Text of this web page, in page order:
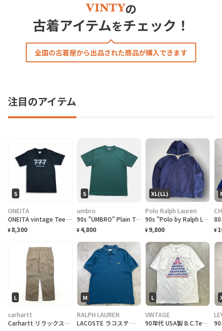
の
古着アイテムをチェック！
全国の古着屋から出品された商品が購入できます
注目のアイテム
S
ONEITA
ONEITA vintage Tee シングルステッチ Tシャツ BOEING ボーイング
¥ 8,300
S
umbro
90s "UMBRO" Plain T-Shirt アンブロ 無地Tシャツ [S]
¥ 4,800
XL(LL)
Polo Ralph Lauren
90s "Polo by Ralph Lauren" Reversible Hoodie Jacket ポロ ラルフローレン リバーシブル ジャケット[XL]
¥ 9,800 ¥
L
carhartt
Carhartt リラックスフィット リップストップ ダブルニー ワーク カーゴパンツ L ベージュ COTTON RIPSTOP RELAXED FIT DOUBLE-FRONT CARGO WORK PANT B342 DES
M
RALPH LAUREN
LACOSTE ラコステ 半袖ポロシャツ 無地 メンズM相当 古着 CLASSIC FIT ワンポイントロゴ刺繍 青色 ディープブルー
L
VINTAGE
90年代 USA製 B.C.Tee celebrate アートプリントTシャツ メンズL相当 古着 90s VINTAGE ヴィンテージ カナダ BC州 100周年記念 シングルステッチ 白色